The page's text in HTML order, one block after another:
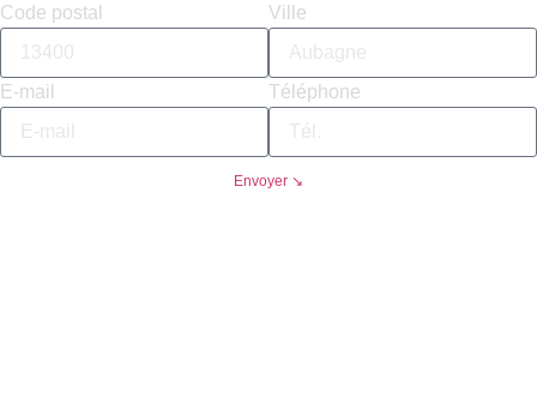
Code postal Ville
E-mail Téléphone
Envoyer ↘︎